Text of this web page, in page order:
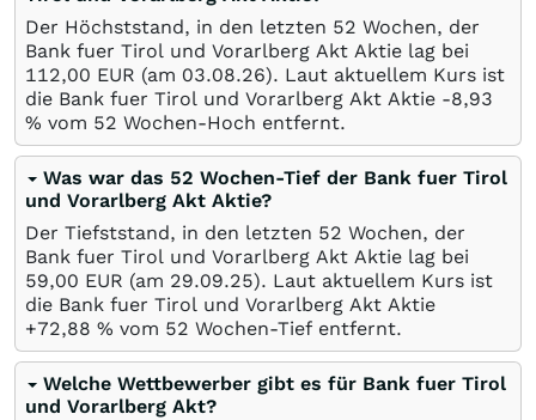
Der Höchststand, in den letzten 52 Wochen, der
Bank fuer Tirol und Vorarlberg Akt Aktie lag bei
112,00 EUR (am 03.08.26). Laut aktuellem Kurs ist
die Bank fuer Tirol und Vorarlberg Akt Aktie -8,93
% vom 52 Wochen-Hoch entfernt.
Was war das 52 Wochen-Tief der Bank fuer Tirol
und Vorarlberg Akt Aktie?
Der Tiefststand, in den letzten 52 Wochen, der
Bank fuer Tirol und Vorarlberg Akt Aktie lag bei
59,00 EUR (am 29.09.25). Laut aktuellem Kurs ist
die Bank fuer Tirol und Vorarlberg Akt Aktie
+72,88 % vom 52 Wochen-Tief entfernt.
Welche Wettbewerber gibt es für Bank fuer Tirol
und Vorarlberg Akt?